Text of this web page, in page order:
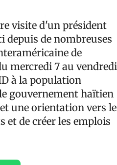
visite d'un président
depuis de nombreuses
de
mercredi 7 au vendredi
à la population
gouvernement haïtien
une orientation vers le
et de créer les emplois